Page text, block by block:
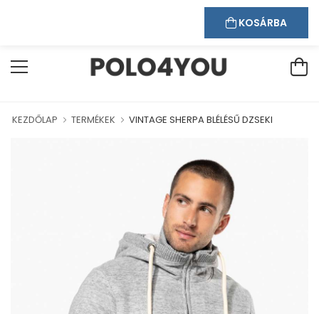
Bejelentkezés Regisztráció
KEZDŐLAP TERMÉKEK VINTAGE SHERPA BLÉLÉSŰ DZSEKI
KOSÁRBA